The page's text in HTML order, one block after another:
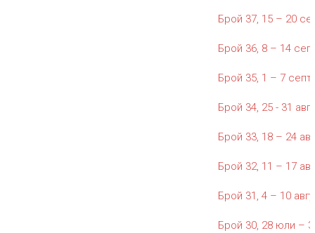
Брой 37, 15 – 20
Брой 36, 8 – 14
Брой 35, 1 – 7
Брой 34, 25 - 31
Брой 33, 18 – 24
Брой 32, 11 – 17
Брой 31, 4 – 10
Брой 30, 28 юли – 3